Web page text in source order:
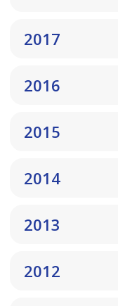
2017
2016
2015
2014
2013
2012